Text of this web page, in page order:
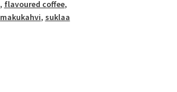
, flavoured coffee,
makukahvi, suklaa